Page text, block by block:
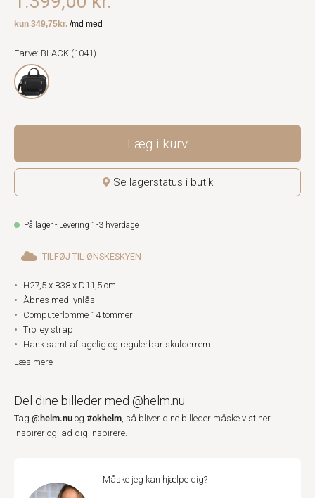
Farve: BLACK (1041)
Læg i kurv
Se lagerstatus i butik
På lager - Levering 1-3 hverdage
TILFØJ TIL ØNSKESKYEN
H27,5 x B38 x D11,5 cm
Åbnes med lynlås
Computerlomme 14 tommer
Trolley strap
Hank samt aftagelig og regulerbar skulderrem
Læs mere
Del dine billeder med @helm.nu
Tag @helm.nu og #okhelm, så bliver dine billeder måske vist her.
Inspirer og lad dig inspirere.
Måske jeg kan hjælpe dig?